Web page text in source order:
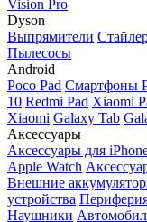
Vision Pro
Dyson
Выпрямители
Пылесосы
Android
Poco Pad Смартфоны
10 Redmi Pad Xiaomi
Xiaomi Galaxy Tab
Аксессуары
Аксессуары для
Apple Watch
Внешние
устройства
Наушники